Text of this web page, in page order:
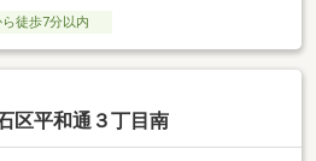
徒歩7分以内
区平和通３丁目南